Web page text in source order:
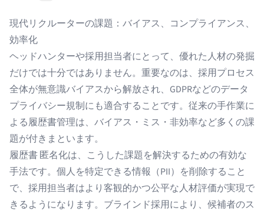
現代リクルーターの課題：バイアス、コンプライアンス、
効率化
ヘッドハンターや採用担当者にとって、優れた人材の発掘
だけでは十分ではありません。重要なのは、採用プロセス
全体が無意識バイアスから解放され、GDPRなどのデータ
プライバシー規制にも適合することです。従来の手作業に
よる履歴書管理は、バイアス・ミス・非効率など多くの課
題が付きまといます。
履歴書 匿名化は、こうした課題を解決するための有効な
手法です。個人を特定できる情報（PII）を削除すること
で、採用担当者はより客観的かつ公平な人材評価が実現で
きるようになります。ブラインド採用により、候補者のス